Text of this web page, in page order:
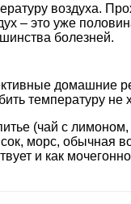
воздуха.
– это уже
болезней.
домашние
температуру не
(чай с
сок, морс, обычная
и как